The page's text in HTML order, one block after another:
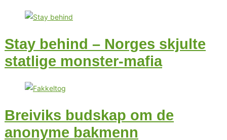
Stay behind – Norges skjulte
statlige monster-mafia
Breiviks budskap om de
anonyme bakmenn